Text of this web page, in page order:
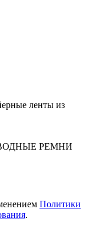
ленты из
РЕМНИ
Политики
.